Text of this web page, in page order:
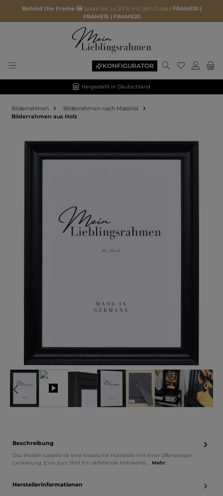
Behind the Frame 🖼️ Spare bis zu 20 % mit den Codes FRAME10 |
FRAME15 | FRAME20
KONFIGURATOR
Hergestellt in Deutschland
Bilderrahmen
Bilderrahmen nach Material
Bilderrahmen aus Holz
Bildergalerie überspringen
Beschreibung
Das Modell Isabella ist eine klassische Holzleiste mit einer offenporiger
Lackierung. Eine zum Bild hin abfallende Hohlkehle… Mehr
Herstellerinformationen